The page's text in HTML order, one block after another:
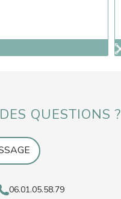
QUESTIONS ?
06.01.05.58.79